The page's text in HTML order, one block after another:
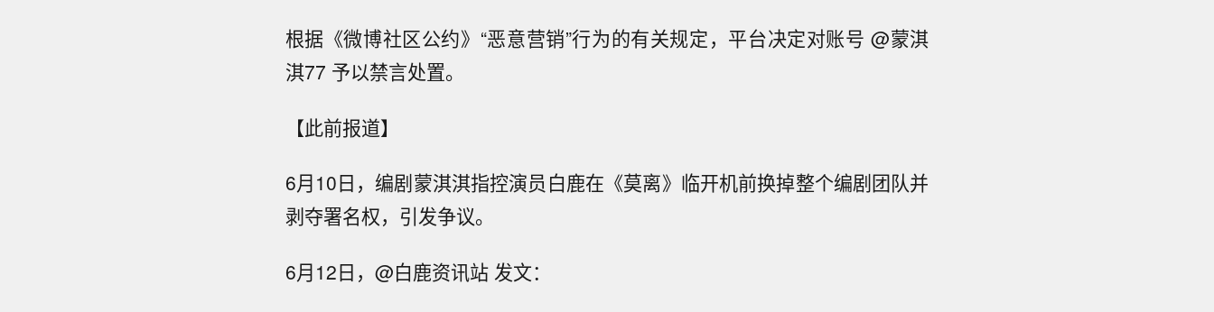
根据《微博社区公约》“恶意营销”行为的有关规定，平台决定对账号 @蒙淇
淇77 予以禁言处置。
【此前报道】
6月10日，编剧蒙淇淇指控演员白鹿在《莫离》临开机前换掉整个编剧团队并
剥夺署名权，引发争议。
6月12日，@白鹿资讯站 发文：